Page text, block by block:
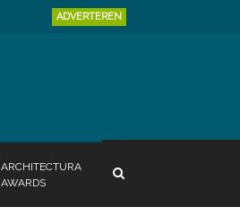
ADVERTEREN
ARCHITECTURA
AWARDS